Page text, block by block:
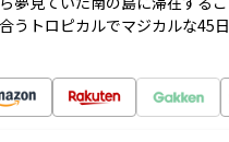
うトロピカルでマジカルな45